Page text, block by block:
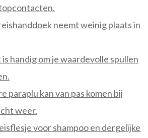
neemt weinig plaats in
handig om je waardevolle spullen
paraplu kan van pas komen bij
weer.
voor shampoo en dergelijke